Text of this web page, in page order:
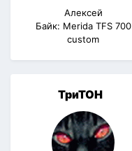
Алексей
Байк: Merida TFS 700
custom
ТриТОН